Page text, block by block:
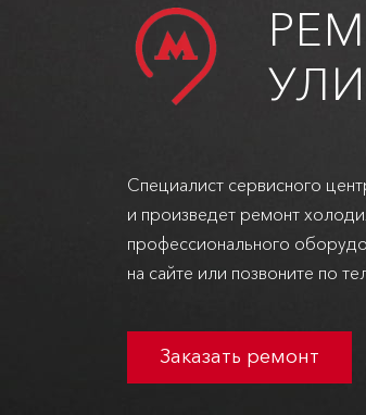
Специалист сервисного
и произведет ремонт
профессионального
на сайте или позвоните по
Заказать ремонт